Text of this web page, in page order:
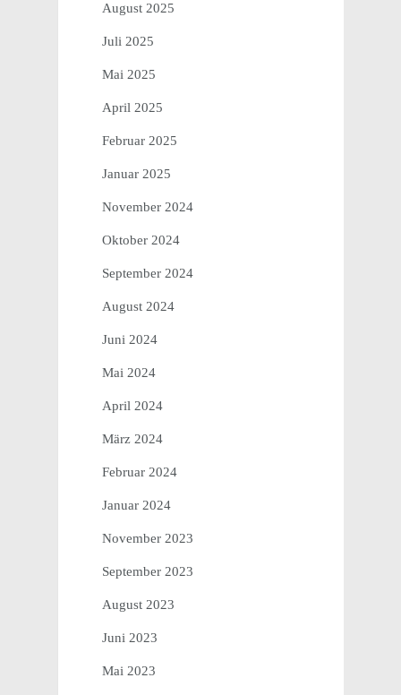
August 2025
Juli 2025
Mai 2025
April 2025
Februar 2025
Januar 2025
November 2024
Oktober 2024
September 2024
August 2024
Juni 2024
Mai 2024
April 2024
März 2024
Februar 2024
Januar 2024
November 2023
September 2023
August 2023
Juni 2023
Mai 2023